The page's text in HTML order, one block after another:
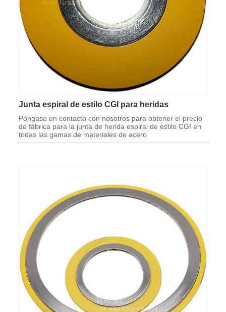
Junta espiral de estilo CGI para heridas
Póngase en contacto con nosotros para obtener el precio
de fábrica para la junta de herida espiral de estilo CGI en
todas las gamas de materiales de acero